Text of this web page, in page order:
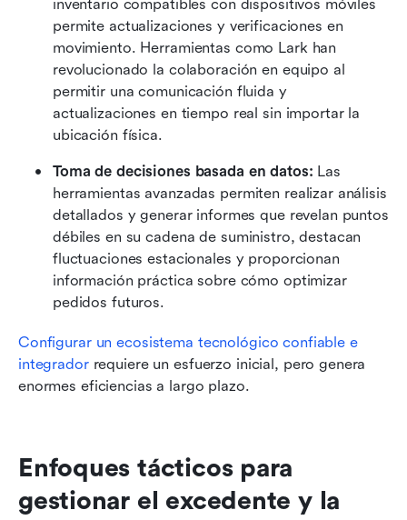
inventario compatibles con dispositivos móviles
permite actualizaciones y verificaciones en
movimiento. Herramientas como Lark han
revolucionado la colaboración en equipo al
permitir una comunicación fluida y
actualizaciones en tiempo real sin importar la
ubicación física.
Toma de decisiones basada en datos: Las
herramientas avanzadas permiten realizar análisis
detallados y generar informes que revelan puntos
débiles en su cadena de suministro, destacan
fluctuaciones estacionales y proporcionan
información práctica sobre cómo optimizar
pedidos futuros.
Configurar un ecosistema tecnológico confiable e
integrador requiere un esfuerzo inicial, pero genera
enormes eficiencias a largo plazo.
Enfoques tácticos para
gestionar el excedente y la